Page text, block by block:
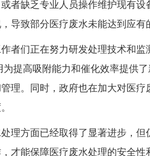
者缺乏专业人员操作维护现有
导致部分医疗废水未能达到应有
们正在努力研发处理技术和监
提高吸附能力和催化效率提供
理。同时，政府也在加大对医
方面已经取得了显著进步，但
才能保障医疗废水处理的安全